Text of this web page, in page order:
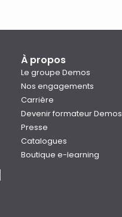
À propos
Le groupe Demos
Nos engagements
Carrière
Devenir formateur Demos
Presse
Catalogues
Boutique e-learning